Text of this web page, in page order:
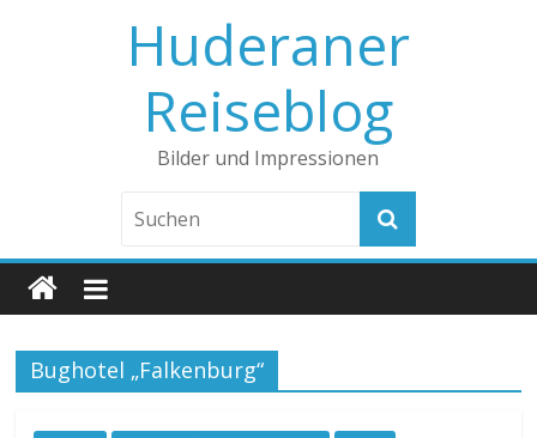
Huderaner
Reiseblog
Bilder und Impressionen
Bughotel „Falkenburg“